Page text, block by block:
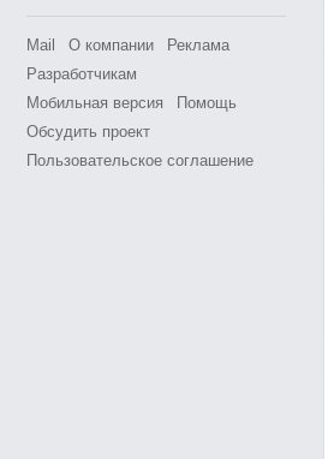
Mail О компании
Реклама
Разработчикам
Мобильная версия
Помощь
Обсудить проект
Пользовательское соглашение